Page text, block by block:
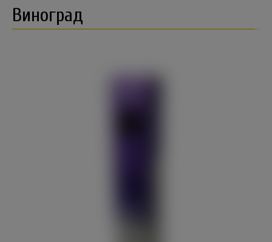
Виноград